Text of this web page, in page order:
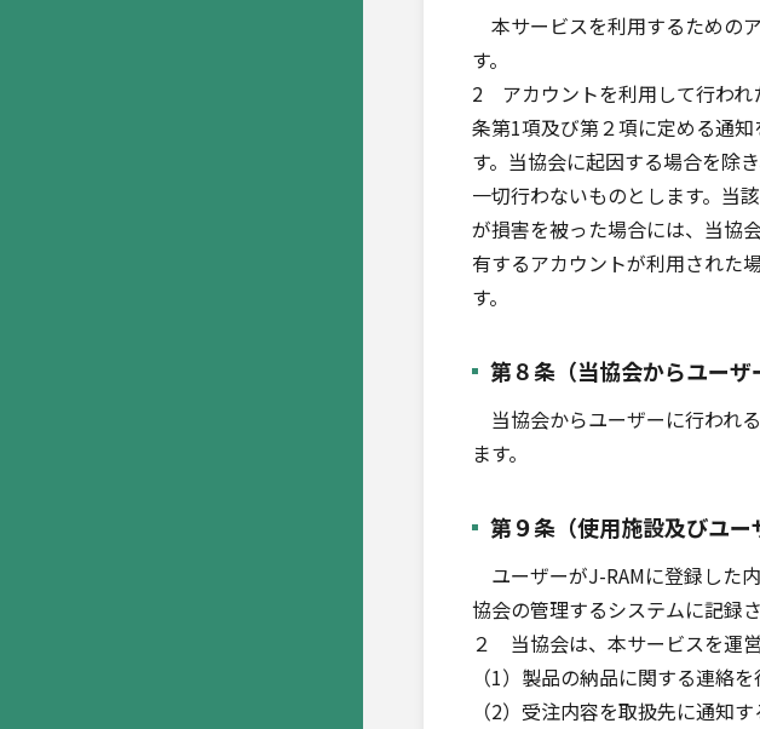
本サービスを利用するための
す。
2 アカウントを利用して行われ
条第1項及び第２項に定める通
す。当協会に起因する場合を除
一切行わないものとします。当
が損害を被った場合には、当協
有するアカウントが利用された
す。
第８条（当協会からユーザ
当協会からユーザーに行われ
ます。
第９条（使用施設及びユー
ユーザーがJ-RAMに登録した
協会の管理するシステムに記録さ
２ 当協会は、本サービスを運
（1）製品の納品に関する連絡
（2）受注内容を取扱先に通知